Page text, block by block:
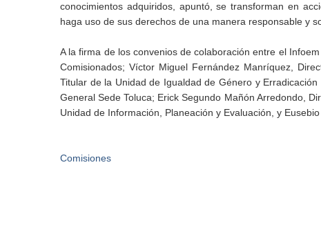
conocimientos adquiridos, apuntó, se transforman en
haga uso de sus derechos de una manera responsable y
A la firma de los convenios de colaboración entre el
Comisionados; Víctor Miguel Fernández Manríquez,
Titular de la Unidad de Igualdad de Género y
General Sede Toluca; Erick Segundo Mañón Arredondo,
Unidad de Información, Planeación y Evaluación, y
Comisiones